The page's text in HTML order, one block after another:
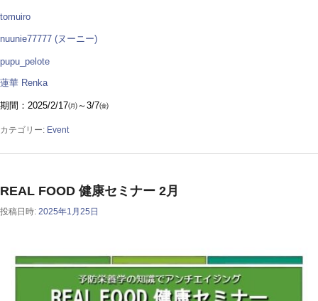
tomuiro
nuunie77777 (ヌーニー)
pupu_pelote
蓮華 Renka
期間：2025/2/17㈪～3/7㈮
カテゴリー: Event
REAL FOOD 健康セミナー 2月
投稿日時: 2025年1月25日